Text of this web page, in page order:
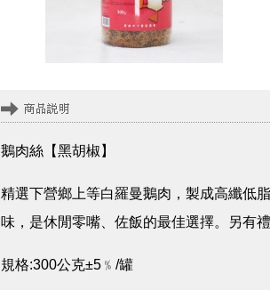
鵝肉絲【黑胡椒】
精選下營鄉上等白羅曼鵝肉，製成高纖低
味，是休閒零嘴、佐飯的最佳選擇。另有
規格:300公克±5﹪/罐